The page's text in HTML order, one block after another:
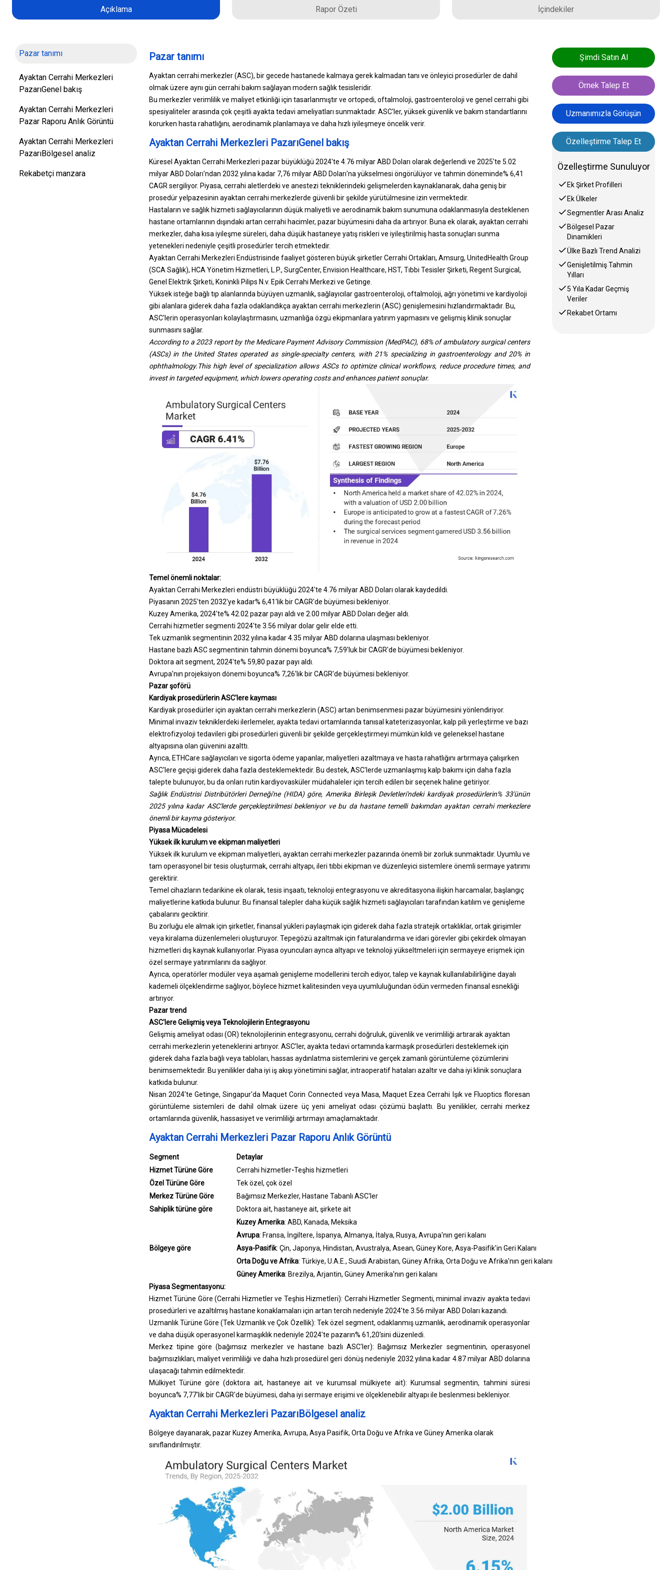
Açıklama Rapor Özeti İçindekiler
Pazar tanımı
Ayaktan Cerrahi Merkezleri
PazarıGenel bakış
Ayaktan Cerrahi Merkezleri
Pazar Raporu Anlık Görüntü
Ayaktan Cerrahi Merkezleri
PazarıBölgesel analiz
Rekabetçi manzara
Pazar tanımı
Ayaktan cerrahi merkezler (ASC), bir gecede hastanede kalmaya gerek kalmadan tanı ve önleyici prosedürler de dahil
olmak üzere aynı gün cerrahi bakım sağlayan modern sağlık tesisleridir.
Bu merkezler verimlilik ve maliyet etkinliği için tasarlanmıştır ve ortopedi, oftalmoloji, gastroenteroloji ve genel cerrahi gibi
spesiyaliteler arasında çok çeşitli ayakta tedavi ameliyatları sunmaktadır. ASC'ler, yüksek güvenlik ve bakım standartlarını
korurken hasta rahatlığını, aerodinamik planlamaya ve daha hızlı iyileşmeye öncelik verir.
Ayaktan Cerrahi Merkezleri PazarıGenel bakış
Küresel Ayaktan Cerrahi Merkezleri pazar büyüklüğü 2024'te 4.76 milyar ABD Doları olarak değerlendi ve 2025'te 5.02
milyar ABD Doları'ndan 2032 yılına kadar 7,76 milyar ABD Doları'na yükselmesi öngörülüyor ve tahmin döneminde% 6,41
CAGR sergiliyor. Piyasa, cerrahi aletlerdeki ve anestezi tekniklerindeki gelişmelerden kaynaklanarak, daha geniş bir
prosedür yelpazesinin ayaktan cerrahi merkezlerde güvenli bir şekilde yürütülmesine izin vermektedir.
Hastaların ve sağlık hizmeti sağlayıcılarının düşük maliyetli ve aerodinamik bakım sunumuna odaklanmasıyla desteklenen
hastane ortamlarının dışındaki artan cerrahi hacimler, pazar büyümesini daha da artırıyor. Buna ek olarak, ayaktan cerrahi
merkezler, daha kısa iyileşme süreleri, daha düşük hastaneye yatış riskleri ve iyileştirilmiş hasta sonuçları sunma
yetenekleri nedeniyle çeşitli prosedürler tercih etmektedir.
Ayaktan Cerrahi Merkezleri Endüstrisinde faaliyet gösteren büyük şirketler Cerrahi Ortakları, Amsurg, UnitedHealth Group
(SCA Sağlık), HCA Yönetim Hizmetleri, L.P., SurgCenter, Envision Healthcare, HST, Tıbbi Tesisler Şirketi, Regent Surgical,
Genel Elektrik Şirketi, Koninkli Pilips N.v. Epik Cerrahi Merkezi ve Getinge.
Yüksek isteğe bağlı tıp alanlarında büyüyen uzmanlık, sağlayıcılar gastroenteroloji, oftalmoloji, ağrı yönetimi ve kardiyoloji
gibi alanlara giderek daha fazla odaklandıkça ayaktan cerrahi merkezlerin (ASC) genişlemesini hızlandırmaktadır. Bu,
ASC'lerin operasyonları kolaylaştırmasını, uzmanlığa özgü ekipmanlara yatırım yapmasını ve gelişmiş klinik sonuçlar
sunmasını sağlar.
According to a 2023 report by the Medicare Payment Advisory Commission (MedPAC), 68% of ambulatory surgical centers
(ASCs) in the United States operated as single-specialty centers, with 21% specializing in gastroenterology and 20% in
ophthalmology.This high level of specialization allows ASCs to optimize clinical workflows, reduce procedure times, and
invest in targeted equipment, which lowers operating costs and enhances patient sonuçlar.
Temel önemli noktalar:
Ayaktan Cerrahi Merkezleri endüstri büyüklüğü 2024'te 4.76 milyar ABD Doları olarak kaydedildi.
Piyasanın 2025'ten 2032'ye kadar% 6,41'lik bir CAGR'de büyümesi bekleniyor.
Kuzey Amerika, 2024'te% 42.02 pazar payı aldı ve 2.00 milyar ABD Doları değer aldı.
Cerrahi hizmetler segmenti 2024'te 3.56 milyar dolar gelir elde etti.
Tek uzmanlık segmentinin 2032 yılına kadar 4.35 milyar ABD dolarına ulaşması bekleniyor.
Hastane bazlı ASC segmentinin tahmin dönemi boyunca% 7,59'luk bir CAGR'de büyümesi bekleniyor.
Doktora ait segment, 2024'te% 59,80 pazar payı aldı.
Avrupa'nın projeksiyon dönemi boyunca% 7,26'lık bir CAGR'de büyümesi bekleniyor.
Pazar şoförü
Kardiyak prosedürlerin ASC'lere kayması
Kardiyak prosedürler için ayaktan cerrahi merkezlerin (ASC) artan benimsenmesi pazar büyümesini yönlendiriyor.
Minimal invaziv tekniklerdeki ilerlemeler, ayakta tedavi ortamlarında tanısal kateterizasyonlar, kalp pili yerleştirme ve bazı
elektrofizyoloji tedavileri gibi prosedürleri güvenli bir şekilde gerçekleştirmeyi mümkün kıldı ve geleneksel hastane
altyapısına olan güvenini azalttı.
Ayrıca, ETHCare sağlayıcıları ve sigorta ödeme yapanlar, maliyetleri azaltmaya ve hasta rahatlığını artırmaya çalışırken
ASC'lere geçişi giderek daha fazla desteklemektedir. Bu destek, ASC'lerde uzmanlaşmış kalp bakımı için daha fazla
talepte bulunuyor, bu da onları rutin kardiyovasküler müdahaleler için tercih edilen bir seçenek haline getiriyor.
Sağlık Endüstrisi Distribütörleri Derneği'ne (HIDA) göre, Amerika Birleşik Devletleri'ndeki kardiyak prosedürlerin% 33'ünün
2025 yılına kadar ASC'lerde gerçekleştirilmesi bekleniyor ve bu da hastane temelli bakımdan ayaktan cerrahi merkezlere
önemli bir kayma gösteriyor.
Piyasa Mücadelesi
Yüksek ilk kurulum ve ekipman maliyetleri
Yüksek ilk kurulum ve ekipman maliyetleri, ayaktan cerrahi merkezler pazarında önemli bir zorluk sunmaktadır. Uyumlu ve
tam operasyonel bir tesis oluşturmak, cerrahi altyapı, ileri tıbbi ekipman ve düzenleyici sistemlere önemli sermaye yatırımı
gerektirir.
Temel cihazların tedarikine ek olarak, tesis inşaatı, teknoloji entegrasyonu ve akreditasyona ilişkin harcamalar, başlangıç ​​
maliyetlerine katkıda bulunur. Bu finansal talepler daha küçük sağlık hizmeti sağlayıcıları tarafından katılım ve genişleme
çabalarını geciktirir.
Bu zorluğu ele almak için şirketler, finansal yükleri paylaşmak için giderek daha fazla stratejik ortaklıklar, ortak girişimler
veya kiralama düzenlemeleri oluşturuyor. Tepegözü azaltmak için faturalandırma ve idari görevler gibi çekirdek olmayan
hizmetleri dış kaynak kullanıyorlar. Piyasa oyuncuları ayrıca altyapı ve teknoloji yükseltmeleri için sermayeye erişmek için
özel sermaye yatırımlarını da sağlıyor.
Ayrıca, operatörler modüler veya aşamalı genişleme modellerini tercih ediyor, talep ve kaynak kullanılabilirliğine dayalı
kademeli ölçeklendirme sağlıyor, böylece hizmet kalitesinden veya uyumluluğundan ödün vermeden finansal esnekliği
artırıyor.
Pazar trend
ASC'lere Gelişmiş veya Teknolojilerin Entegrasyonu
Gelişmiş ameliyat odası (OR) teknolojilerinin entegrasyonu, cerrahi doğruluk, güvenlik ve verimliliği artırarak ayaktan
cerrahi merkezlerin yeteneklerini artırıyor. ASC'ler, ayakta tedavi ortamında karmaşık prosedürleri desteklemek için
giderek daha fazla bağlı veya tabloları, hassas aydınlatma sistemlerini ve gerçek zamanlı görüntüleme çözümlerini
benimsemektedir. Bu yenilikler daha iyi iş akışı yönetimini sağlar, intraoperatif hataları azaltır ve daha iyi klinik sonuçlara
katkıda bulunur.
Nisan 2024'te Getinge, Singapur'da Maquet Corin Connected veya Masa, Maquet Ezea Cerrahi Işık ve Fluoptics floresan
görüntüleme sistemleri de dahil olmak üzere üç yeni ameliyat odası çözümü başlattı. Bu yenilikler, cerrahi merkez
ortamlarında güvenlik, hassasiyet ve verimliliği artırmayı amaçlamaktadır.
Ayaktan Cerrahi Merkezleri Pazar Raporu Anlık Görüntü
Segment
Detaylar
Hizmet Türüne Göre
Cerrahi hizmetler-Teşhis hizmetleri
Özel Türüne Göre
Tek özel, çok özel
Merkez Türüne Göre
Bağımsız Merkezler, Hastane Tabanlı ASC'ler
Sahiplik türüne göre
Doktora ait, hastaneye ait, şirkete ait
Bölgeye göre
Kuzey Amerika: ABD, Kanada, Meksika
Avrupa: Fransa, İngiltere, İspanya, Almanya, İtalya, Rusya, Avrupa'nın geri kalanı
Asya-Pasifik: Çin, Japonya, Hindistan, Avustralya, Asean, Güney Kore, Asya-Pasifik'in Geri Kalanı
Orta Doğu ve Afrika: Türkiye, U.A.E., Suudi Arabistan, Güney Afrika, Orta Doğu ve Afrika'nın geri kalanı
Güney Amerika: Brezilya, Arjantin, Güney Amerika'nın geri kalanı
Piyasa Segmentasyonu:
Hizmet Türüne Göre (Cerrahi Hizmetler ve Teşhis Hizmetleri): Cerrahi Hizmetler Segmenti, minimal invaziv ayakta tedavi
prosedürleri ve azaltılmış hastane konaklamaları için artan tercih nedeniyle 2024'te 3.56 milyar ABD Doları kazandı.
Uzmanlık Türüne Göre (Tek Uzmanlık ve Çok Özellik): Tek özel segment, odaklanmış uzmanlık, aerodinamik operasyonlar
ve daha düşük operasyonel karmaşıklık nedeniyle 2024'te pazarın% 61,20'sini düzenledi.
Merkez tipine göre (bağımsız merkezler ve hastane bazlı ASC'ler): Bağımsız Merkezler segmentinin, operasyonel
bağımsızlıkları, maliyet verimliliği ve daha hızlı prosedürel geri dönüş nedeniyle 2032 yılına kadar 4.87 milyar ABD dolarına
ulaşacağı tahmin edilmektedir.
Mülkiyet Türüne göre (doktora ait, hastaneye ait ve kurumsal mülkiyete ait): Kurumsal segmentin, tahmini süresi
boyunca% 7,77'lik bir CAGR'de büyümesi, daha iyi sermaye erişimi ve ölçeklenebilir altyapı ile beslenmesi bekleniyor.
Ayaktan Cerrahi Merkezleri PazarıBölgesel analiz
Bölgeye dayanarak, pazar Kuzey Amerika, Avrupa, Asya Pasifik, Orta Doğu ve Afrika ve Güney Amerika olarak
sınıflandırılmıştır.
Şimdi Satın Al
Örnek Talep Et
Uzmanımızla Görüşün
Özelleştirme Talep Et
Özelleştirme Sunuluyor
Ek Şirket Profilleri
Ek Ülkeler
Segmentler Arası Analiz
Bölgesel Pazar
Dinamikleri
Ülke Bazlı Trend Analizi
Genişletilmiş Tahmin
Yılları
5 Yıla Kadar Geçmiş
Veriler
Rekabet Ortamı